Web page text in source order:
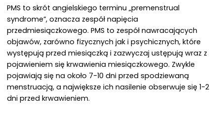
PMS to skrót angielskiego terminu „premenstrual
syndrome”, oznacza zespół napięcia
przedmiesiączkowego. PMS to zespół nawracających
objawów, zarówno fizycznych jak i psychicznych, które
występują przed miesiączką i zazwyczaj ustępują wraz z
pojawieniem się krwawienia miesiączkowego. Zwykle
pojawiają się na około 7-10 dni przed spodziewaną
menstruacją, a największe ich nasilenie obserwuje się 1-2
dni przed krwawieniem.